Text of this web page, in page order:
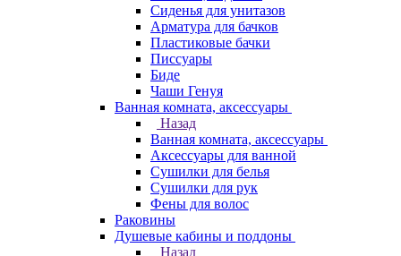
Сиденья для унитазов
Арматура для бачков
Пластиковые бачки
Писсуары
Биде
Чаши Генуя
Ванная комната, аксессуары
Назад
Ванная комната, аксессуары
Аксессуары для ванной
Сушилки для белья
Сушилки для рук
Фены для волос
Раковины
Душевые кабины и поддоны
Назад